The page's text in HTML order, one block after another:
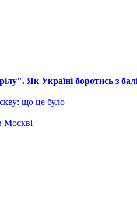
Як Україні боротись з
що це було
Москві